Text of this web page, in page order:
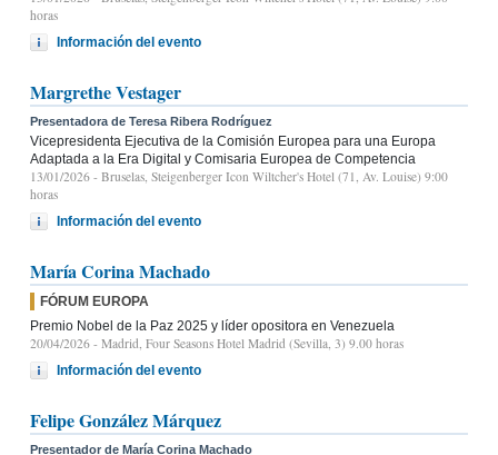
horas
Información del evento
Margrethe Vestager
Presentadora de Teresa Ribera Rodríguez
Vicepresidenta Ejecutiva de la Comisión Europea para una Europa
Adaptada a la Era Digital y Comisaria Europea de Competencia
13/01/2026 - Bruselas, Steigenberger Icon Wiltcher's Hotel (71, Av. Louise) 9:00
horas
Información del evento
María Corina Machado
FÓRUM EUROPA
Premio Nobel de la Paz 2025 y líder opositora en Venezuela
20/04/2026 - Madrid, Four Seasons Hotel Madrid (Sevilla, 3) 9.00 horas
Información del evento
Felipe González Márquez
Presentador de María Corina Machado